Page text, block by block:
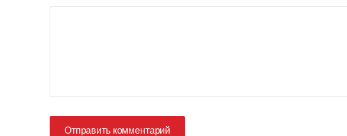
Отправить комментарий